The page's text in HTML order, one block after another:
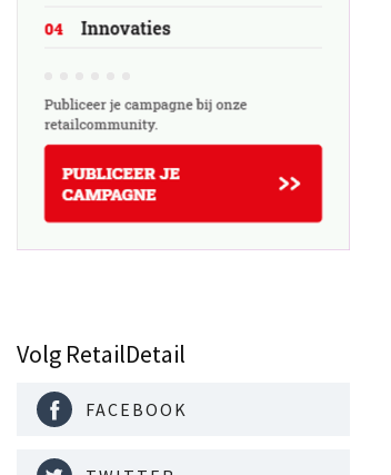
Volg RetailDetail
FACEBOOK